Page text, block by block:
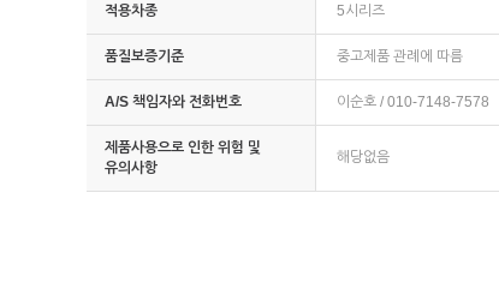
적용차종 5시리즈
품질보증기준 중고제품 관례에 따름
A/S 책임자와 전화번호 이순호 / 010-7148-7578
제품사용으로 인한 위험 및
유의사항
해당없음